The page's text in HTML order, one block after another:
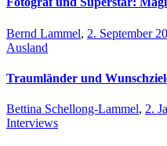
Bernd Lammel, 2. September
Ausland
Traumländer und
Bettina Schellong-Lammel, 2.
Interviews